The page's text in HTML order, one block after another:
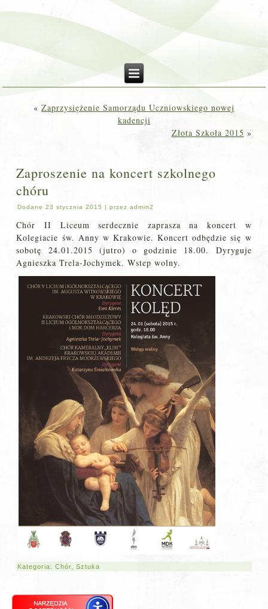
« Zaprzysiężenie Samorządu Uczniowskiego nowej
kadencji
Złota Szkoła 2015 »
Zaproszenie na koncert szkolnego
chóru
Dodane 23 stycznia 2015 |przez admin2
Chór II Liceum serdecznie zaprasza na koncert w
Kolegiacie św. Anny w Krakowie. Koncert odbędzie się w
sobotę 24.01.2015 (jutro) o godzinie 18.00. Dyryguje
Agnieszka Trela-Jochymek. Wstep wolny.
Kategoria:Chór ,Sztuka